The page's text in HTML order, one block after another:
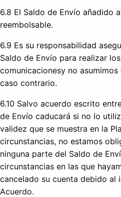
6.8 El Saldo de Envío añadido
reembolsable.
6.9 Es su responsabilidad
Saldo de Envío para realizar
comunicacionesy no
caso contrario.
6.10 Salvo acuerdo escrito
de Envío caducará si no lo
validez que se muestra en la
circunstancias, no estamos
ninguna parte del Saldo de
circunstancias en las que
cancelado su cuenta debido al
Acuerdo.